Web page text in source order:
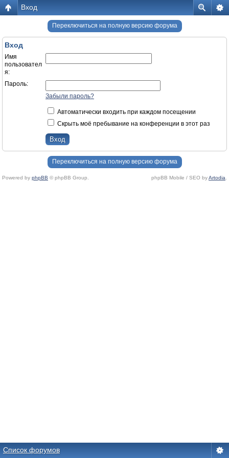
Вход
Переключиться на полную версию форума
Вход
Имя
пользовател
я:
Пароль:
Забыли пароль?
Автоматически входить при каждом посещении
Скрыть моё пребывание на конференции в этот раз
Переключиться на полную версию форума
Powered by phpBB © phpBB Group. phpBB Mobile / SEO byArtodia
Список форумов